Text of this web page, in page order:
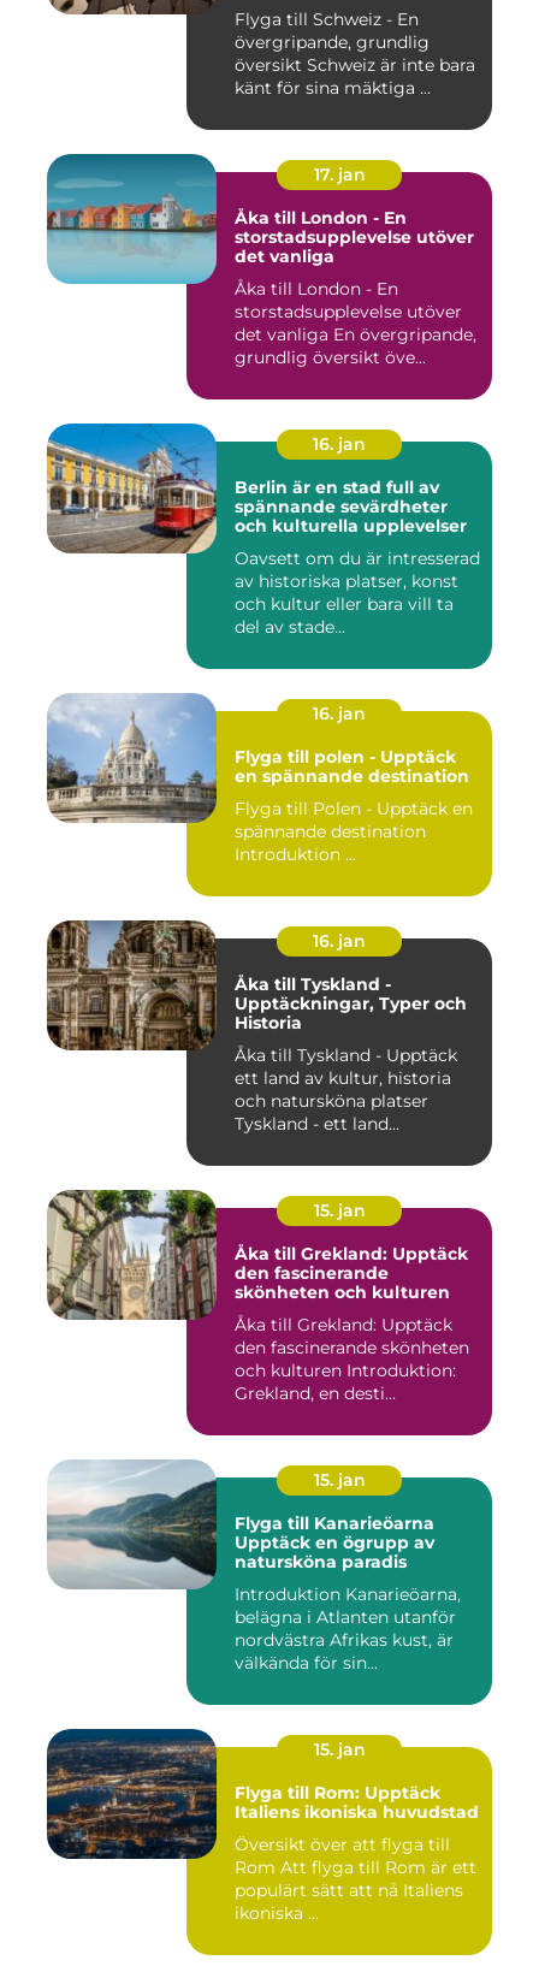
Flyga till Schweiz - En
övergripande, grundlig
översikt Schweiz är inte bara
känt för sina mäktiga ...
17. jan
Åka till London - En
storstadsupplevelse utöver
det vanliga
Åka till London - En
storstadsupplevelse utöver
det vanliga En övergripande,
grundlig översikt öve...
16. jan
Berlin är en stad full av
spännande sevärdheter
och kulturella upplevelser
Oavsett om du är intresserad
av historiska platser, konst
och kultur eller bara vill ta
del av stade...
16. jan
Flyga till polen - Upptäck
en spännande destination
Flyga till Polen - Upptäck en
spännande destination
Introduktion ...
16. jan
Åka till Tyskland -
Upptäckningar, Typer och
Historia
Åka till Tyskland - Upptäck
ett land av kultur, historia
och natursköna platser
Tyskland - ett land...
15. jan
Åka till Grekland: Upptäck
den fascinerande
skönheten och kulturen
Åka till Grekland: Upptäck
den fascinerande skönheten
och kulturen Introduktion:
Grekland, en desti...
15. jan
Flyga till Kanarieöarna
Upptäck en ögrupp av
natursköna paradis
Introduktion Kanarieöarna,
belägna i Atlanten utanför
nordvästra Afrikas kust, är
välkända för sin...
15. jan
Flyga till Rom: Upptäck
Italiens ikoniska huvudstad
Översikt över att flyga till
Rom Att flyga till Rom är ett
populärt sätt att nå Italiens
ikoniska ...